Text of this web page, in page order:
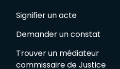
Signifier un acte
Demander un constat
Trouver un médiateur
commissaire de Justice